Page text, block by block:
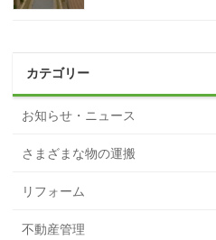
カテゴリー
お知らせ・ニュース
さまざまな物の運搬
リフォーム
不動産管理